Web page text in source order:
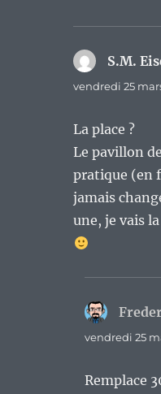
S.M.
vendredi 25
La place ?
Le pavillon
pratique (en
jamais
une, je vais
vendredi 25
Remplace